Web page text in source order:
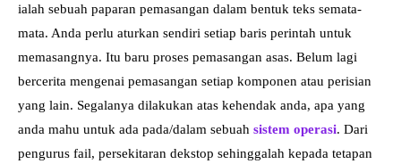
ialah sebuah paparan pemasangan dalam bentuk teks semata-
mata. Anda perlu aturkan sendiri setiap baris perintah untuk
memasangnya. Itu baru proses pemasangan asas. Belum lagi
bercerita mengenai pemasangan setiap komponen atau perisian
yang lain. Segalanya dilakukan atas kehendak anda, apa yang
anda mahu untuk ada pada/dalam sebuah sistem operasi. Dari
pengurus fail, persekitaran dekstop sehinggalah kepada tetapan